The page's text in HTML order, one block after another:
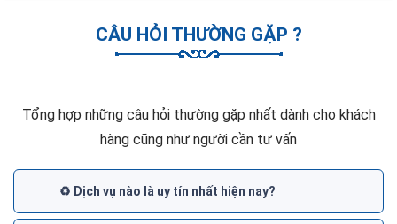
CÂU HỎI THƯỜNG GẶP ?
Tổng hợp những câu hỏi thường gặp nhất dành cho khách
hàng cũng như người cần tư vấn
♻️ Dịch vụ nào là uy tín nhất hiện nay?